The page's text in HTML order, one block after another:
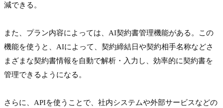
減できる。
また、プラン内容によっては、AI契約書管理機能がある。この
機能を使うと、AIによって、契約締結日や契約相手名称などさ
まざまな契約書情報を自動で解析・入力し、効率的に契約書を
管理できるようになる。
さらに、APIを使うことで、社内システムや外部サービスなどの